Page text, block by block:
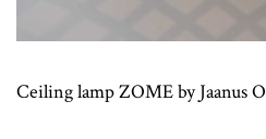
Ceiling lamp ZOME by Jaanus